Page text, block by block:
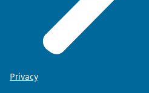
Privacy